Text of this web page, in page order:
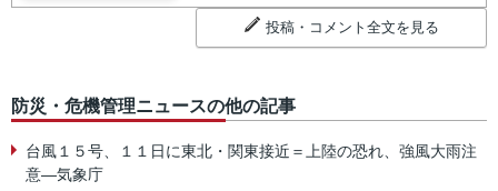
投稿・コメント全文を見る
防災・危機管理ニュースの他の記事
台風１５号、１１日に東北・関東接近＝上陸の恐れ、強風大雨注
意―気象庁